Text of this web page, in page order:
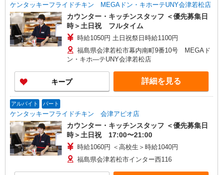
ケンタッキーフライドチキン MEGAドン・キホーテUNY会津若松店
カウンター・キッチンスタッフ ＜優先募集日
時＞土日祝 フルタイム
時給1050円 土日祝祭日時給1100円
福島県会津若松市幕内南町9番10号 MEGAド
ン・キホ―テUNY会津若松店
キープ 詳細を見る
アルバイト パート
ケンタッキーフライドチキン 会津アピオ店
カウンター・キッチンスタッフ ＜優先募集日
時＞土日祝 17:00〜21:00
時給1060円 ＜高校生＞時給1040円
福島県会津若松市インター西116